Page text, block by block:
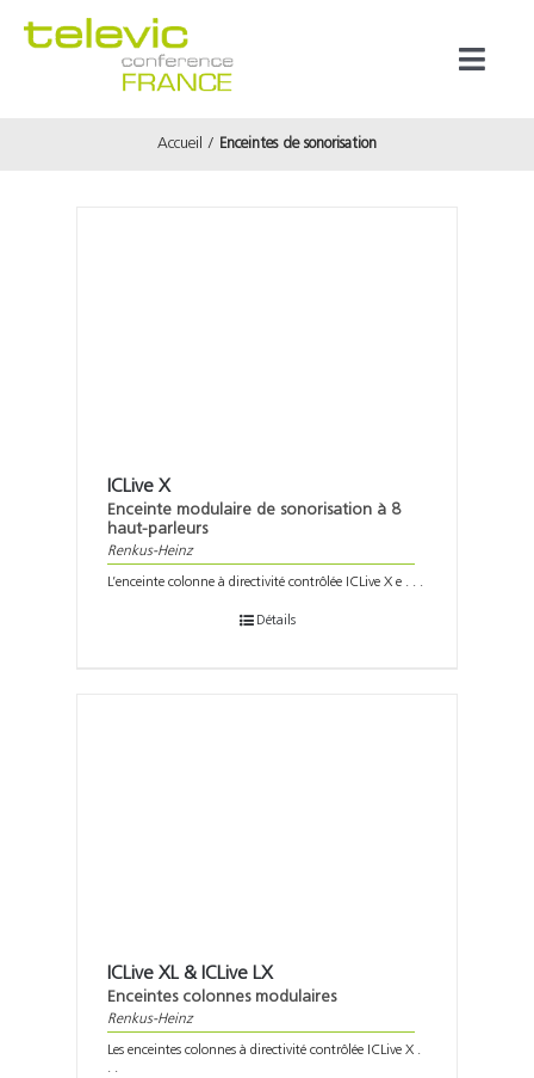
Accueil Enceintes de sonorisation
ICLive X
Enceinte modulaire de sonorisation à 8
haut-parleurs
Renkus-Heinz
L’enceinte colonne à directivité contrôlée ICLive X e . . .
Détails
ICLive XL & ICLive LX
Enceintes colonnes modulaires
Renkus-Heinz
Les enceintes colonnes à directivité contrôlée ICLive X .
. .